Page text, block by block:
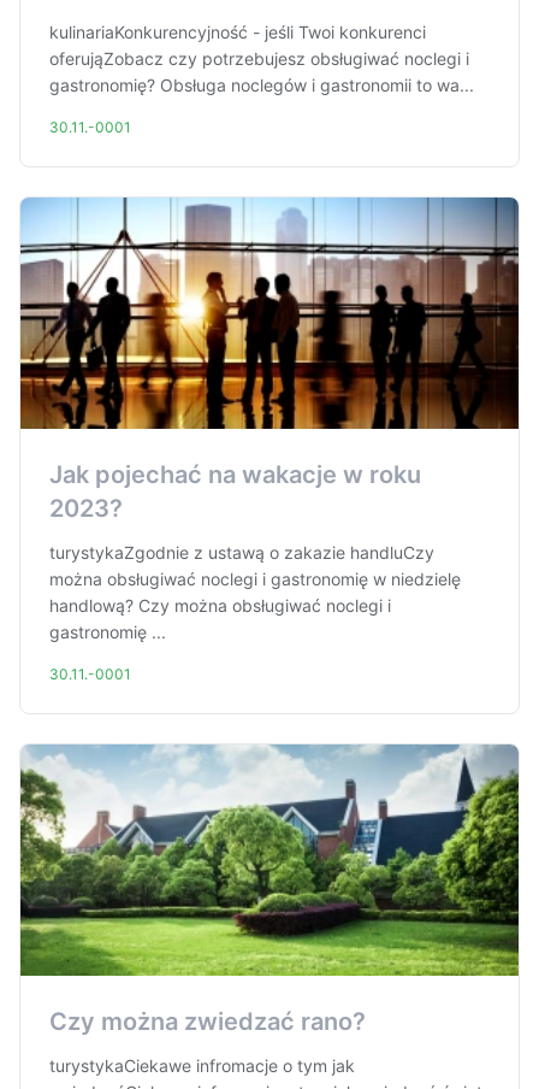
kulinariaKonkurencyjność - jeśli Twoi konkurenci
oferująZobacz czy potrzebujesz obsługiwać noclegi i
gastronomię? Obsługa noclegów i gastronomii to wa...
30.11.-0001
Jak pojechać na wakacje w roku
2023?
turystykaZgodnie z ustawą o zakazie handluCzy
można obsługiwać noclegi i gastronomię w niedzielę
handlową? Czy można obsługiwać noclegi i
gastronomię ...
30.11.-0001
Czy można zwiedzać rano?
turystykaCiekawe infromacje o tym jak